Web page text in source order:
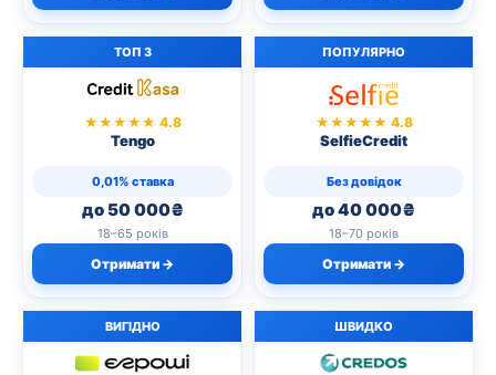
ТОП 3
★★★★★ 4.8
Tengo
0,01% ставка
до 50 000₴
18–65 років
Отримати →
ПОПУЛЯРНО
★★★★★ 4.8
SelfieCredit
Без довідок
до 40 000₴
18–70 років
Отримати →
ВИГІДНО ШВИДКО